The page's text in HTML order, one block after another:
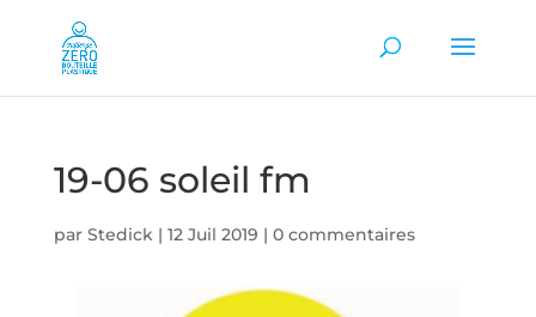
19-06 soleil fm
par Stedick| 12 Juil 2019 | 0 commentaires